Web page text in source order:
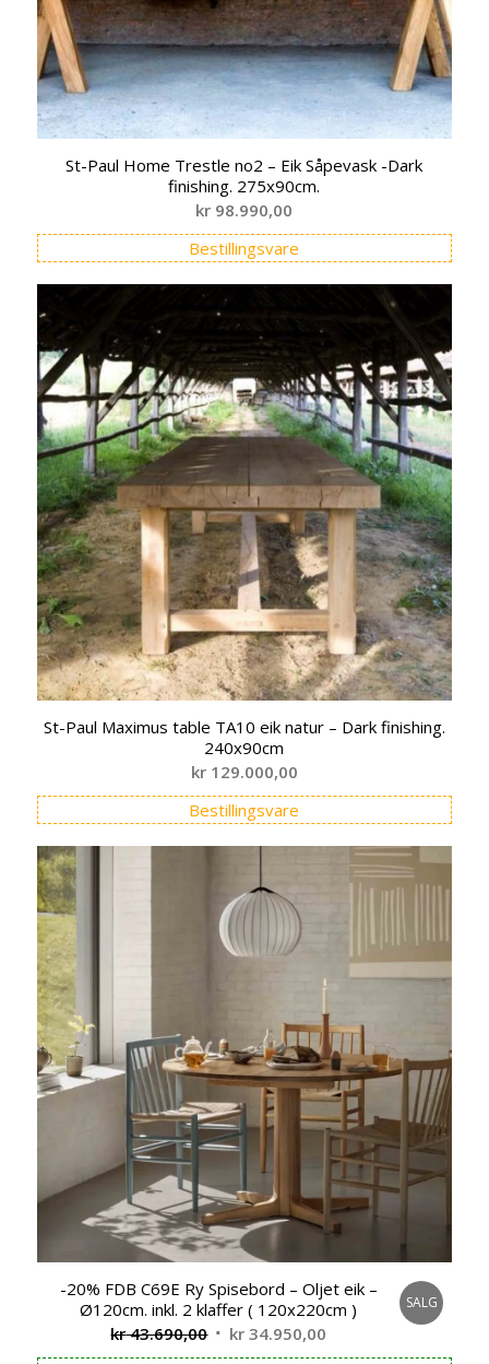
St-Paul Home Trestle no2 – Eik Såpevask -Dark
finishing. 275x90cm.
kr 98.990,00
Bestillingsvare
St-Paul Maximus table TA10 eik natur – Dark finishing.
240x90cm
kr129.000,00
Bestillingsvare
-20% FDB C69E Ry Spisebord – Oljet eik –
Ø120cm. inkl. 2 klaffer ( 120x220cm )
kr43.690,00 Opprinnelig
pris
kr 34.950,00 Nåværende
pris
SALG